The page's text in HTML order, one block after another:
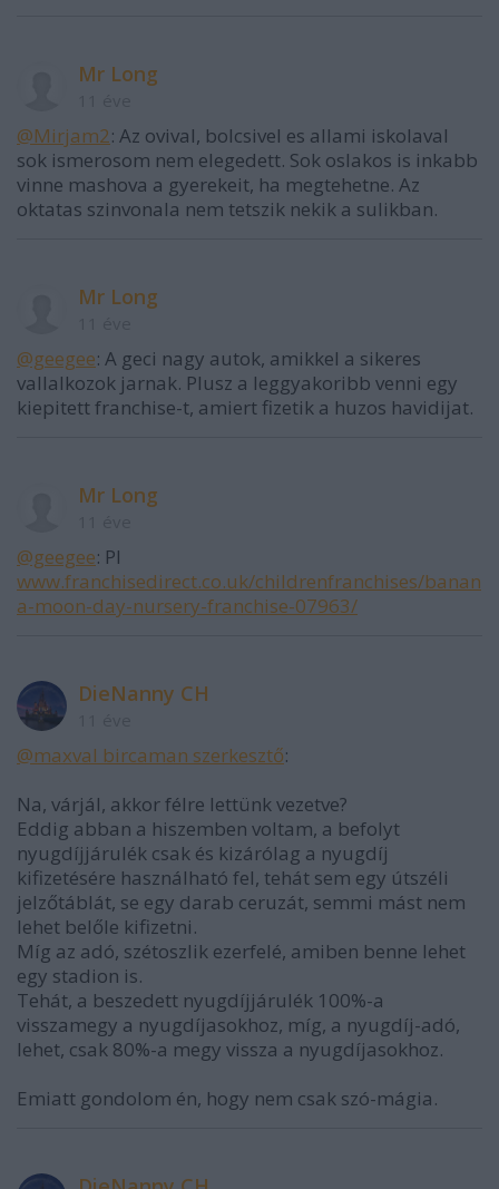
Mr Long
@Mirjam2: Az ovival, bolcsivel es allami iskolaval
sok ismerosom nem elegedett. Sok oslakos is inkabb
vinne mashova a gyerekeit, ha megtehetne. Az
oktatas szinvonala nem tetszik nekik a sulikban.
Mr Long
@geegee: A geci nagy autok, amikkel a sikeres
vallalkozok jarnak. Plusz a leggyakoribb venni egy
kiepitett franchise-t, amiert fizetik a huzos havidijat.
Mr Long
@geegee: Pl
www.franchisedirect.co.uk/childrenfranchises/banan
a-moon-day-nursery-franchise-07963/
DieNanny CH
@maxval bircaman szerkesztő:
Na, várjál, akkor félre lettünk vezetve?
Eddig abban a hiszemben voltam, a befolyt
nyugdíjjárulék csak és kizárólag a nyugdíj
kifizetésére használható fel, tehát sem egy útszéli
jelzőtáblát, se egy darab ceruzát, semmi mást nem
lehet belőle kifizetni.
Míg az adó, szétoszlik ezerfelé, amiben benne lehet
egy stadion is.
Tehát, a beszedett nyugdíjjárulék 100%-a
visszamegy a nyugdíjasokhoz, míg, a nyugdíj-adó,
lehet, csak 80%-a megy vissza a nyugdíjasokhoz.
Emiatt gondolom én, hogy nem csak szó-mágia.